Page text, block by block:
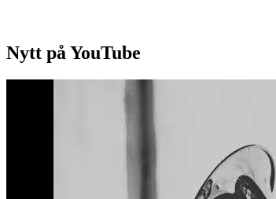
Nytt på YouTube